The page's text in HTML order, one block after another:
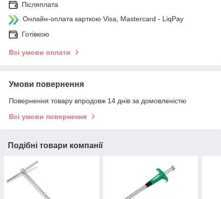
Післяплата
Онлайн-оплата карткою Visa, Mastercard - LiqPay
Готівкою
Всі умови оплати
Умови повернення
Повернення товару впродовж 14 днів за домовленістю
Всі умови повернення
Подібні товари компанії